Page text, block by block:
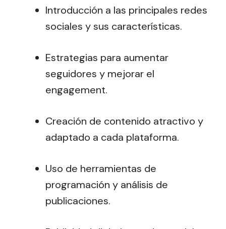
Introducción a las principales redes
sociales y sus características.
Estrategias para aumentar
seguidores y mejorar el
engagement.
Creación de contenido atractivo y
adaptado a cada plataforma.
Uso de herramientas de
programación y análisis de
publicaciones.